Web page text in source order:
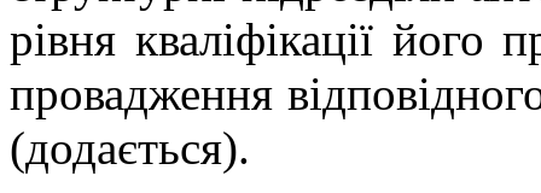
рівня кваліфікації його
провадження
(додається).